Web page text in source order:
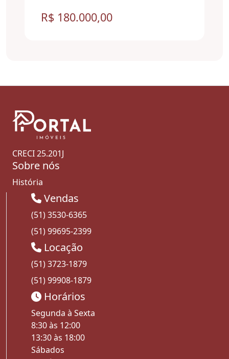
R$ 180.000,00
CRECI 25.201J
Sobre nós
História
Vendas
(51) 3530-6365
(51) 99695-2399
Locação
(51) 3723-1879
(51) 99908-1879
Horários
Segunda à Sexta
8:30 às 12:00
13:30 às 18:00
Sábados